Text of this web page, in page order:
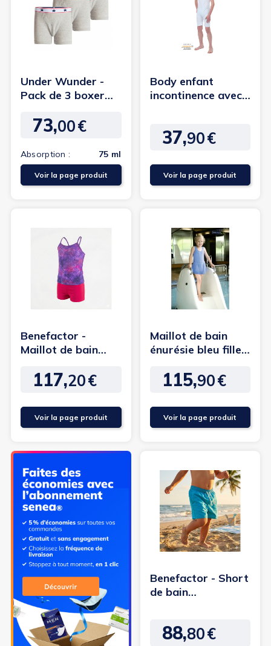
Under Wunder -
Pack de 3 boxer
Garçon
Prix
73,00€
Absorption : 75 ml
Voir la page produit
Body enfant
incontinence avec
Prix
37,90€
Voir la page produit
Benefactor -
Maillot de bain
pièces fille
Prix
117,20€
Voir la page produit
Maillot de bain
énurésie bleu fille -
Prix
115,90€
Voir la page produit
Benefactor - Short
de bain
Prix
88,80€